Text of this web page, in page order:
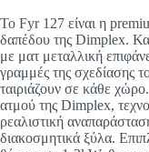
To Fyr 127 είναι η
δαπέδου της Dimplex.
με ματ μεταλλική
γραμμές της σχεδίασης
ταιριάζουν σε κάθε
ατμού της Dimplex,
ρεαλιστική
διακοσμητικά ξύλα.